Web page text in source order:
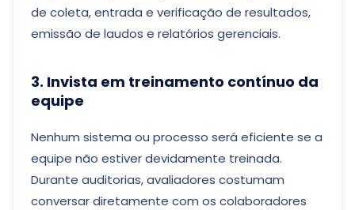
de coleta, entrada e verificação de resultados,
emissão de laudos e relatórios gerenciais.
3. Invista em treinamento contínuo da
equipe
Nenhum sistema ou processo será eficiente se a
equipe não estiver devidamente treinada.
Durante auditorias, avaliadores costumam
conversar diretamente com os colaboradores